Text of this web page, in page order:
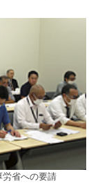
労省への要請